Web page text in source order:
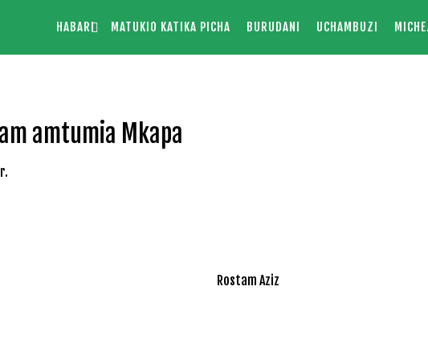
HABARI MATUKIO KATIKA PICHA BURUDANI UCHAMBUZI
amtumia Mkapa
Rostam Aziz